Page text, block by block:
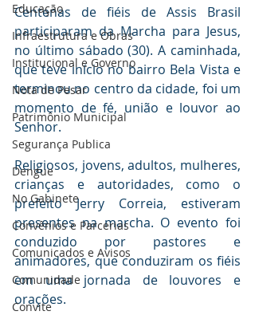
Educação
Infraestrutura e Obras
Institucional e Governo
Nota de Pesar
Patrimônio Municipal
Segurança Publica
Dengue
No Gabinete
Convênios e Parcerias
Comunicados e Avisos
Comunidade
Convite
Centenas de fiéis de Assis Brasil
participaram da Marcha para Jesus,
no último sábado (30). A caminhada,
que teve início no bairro Bela Vista e
terminou no centro da cidade, foi um
momento de fé, união e louvor ao
Senhor.
Religiosos, jovens, adultos, mulheres,
crianças e autoridades, como o
prefeito Jerry Correia, estiveram
presentes na marcha. O evento foi
conduzido por pastores e
animadores, que conduziram os fiéis
em uma jornada de louvores e
orações.